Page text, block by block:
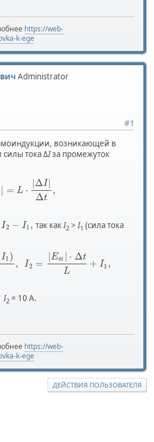
https://web-
k-ege
Administrator
#1
возникающей в
тока ΔIза промежуток
= L ⋅
|ΔI|
Δt
,
I2 − I1 , так как I2> I1 (сила тока
I1 )
, I2 =
|Esi | ⋅ Δt
L
+ I1 ,
I2= 10 А.
https://web-
k-ege
ДЕЙСТВИЯ ПОЛЬЗОВАТЕЛЯ